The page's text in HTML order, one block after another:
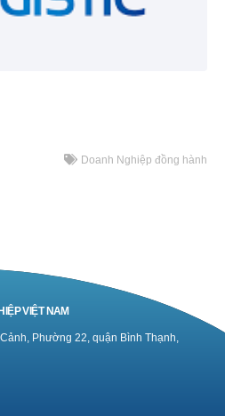
Doanh Nghiệp đồng hành
VIỆT NAM
Phường 22, quận Bình Thạnh,